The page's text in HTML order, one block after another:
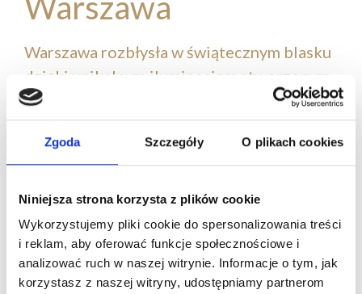
Zgoda Szczegóły O plikach cookies
Niniejsza strona korzysta z plików cookie
Wykorzystujemy pliki cookie do spersonalizowania treści
i reklam, aby oferować funkcje społecznościowe i
analizować ruch w naszej witrynie. Informacje o tym, jak
korzystasz z naszej witryny, udostępniamy partnerom
Warszawa rozbłysła w świątecznym blasku
dzięki unikalnym iluminacjom stworzonym
przez Multidekor. Najwyższa w Polsce 27-
metrowa choinka na Placu Zamkowym,
tradycyjne bombki, zabawki, świetlne
stylu retro – to wszystko spotkało
spacerujących Traktem Królewskim, ulicą
Świętokrzyską i Placem Pięciu Rogów,
tworząc niezapomnianą atmosferę.